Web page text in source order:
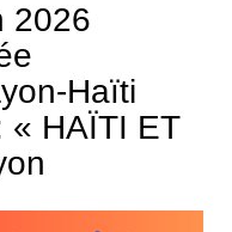
2026
Haïti
HAÏTI ET